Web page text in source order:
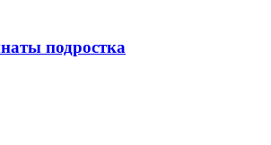
подростка